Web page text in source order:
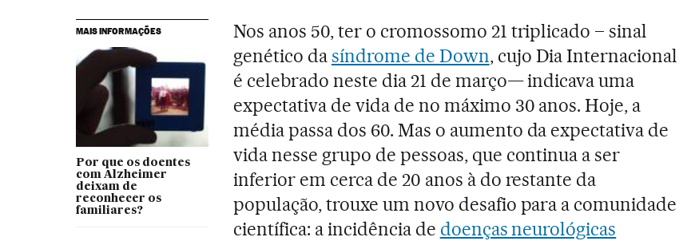
MAIS INFORMAÇÕES
Por que os doentes
com Alzheimer
deixam de
reconhecer os
familiares?
Nos anos 50, ter o cromossomo 21 triplicado – sinal
genético dasíndrome de Down, cujo Dia Internacional
é celebrado neste dia 21 de março— indicava uma
expectativa de vida de no máximo 30 anos. Hoje, a
média passa dos 60. Mas o aumento da expectativa de
vida nesse grupo de pessoas, que continua a ser
inferior em cerca de 20 anos à do restante da
população, trouxe um novo desafio para a comunidade
científica: a incidência de doenças neurológicas